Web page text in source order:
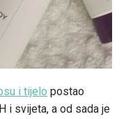
i tijelo postao
i svijeta, a od sada je